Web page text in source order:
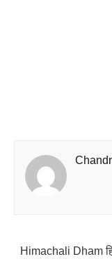
Himachali Dham